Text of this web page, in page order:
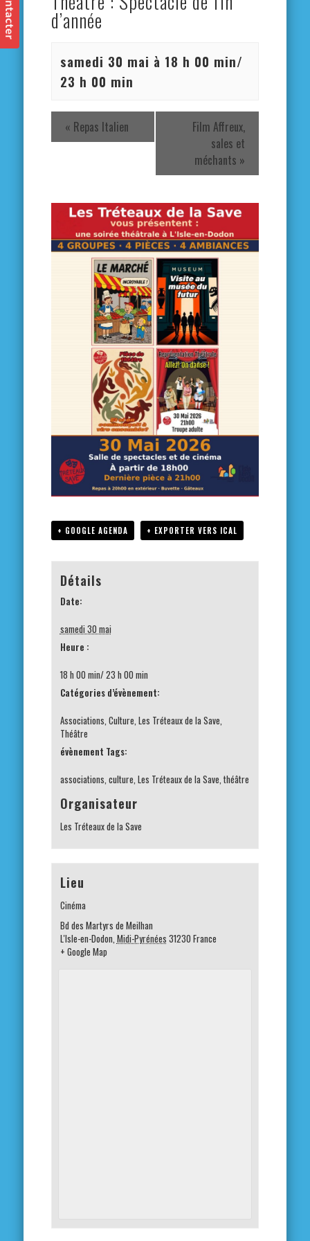
d’année
samedi 30 mai à 18 h 00 min/
23 h 00 min
« Repas Italien
Film Affreux,
sales et
méchants »
+ GOOGLE AGENDA + EXPORTER VERS ICAL
Détails
Date:
samedi 30 mai
Heure :
18 h 00 min/ 23 h 00 min
Catégories d’évènement:
Associations Culture Les Tréteaux de la Save
Théâtre
évènement Tags:
associations culture Les Tréteaux de la Save théâtre
Organisateur
Les Tréteaux de la Save
Lieu
Cinéma
Bd des Martyrs de Meilhan
L'Isle-en-Dodon Midi-Pyrénées 31230 France
+ Google Map